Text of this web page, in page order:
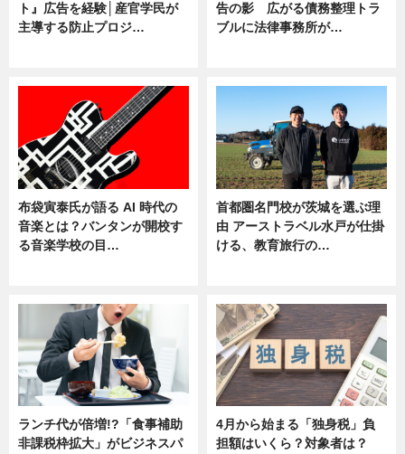
ト』広告を経験│産官学民が
主導する防止プロジ…
告の影 広がる債務整理トラ
ブルに法律事務所が…
布袋寅泰氏が語る AI 時代の
音楽とは？バンタンが開校す
る音楽学校の目…
首都圏名門校が茨城を選ぶ理
由 アーストラベル水戸が仕掛
ける、教育旅行の…
ランチ代が倍増!?「食事補助
非課税枠拡大」がビジネスパ
4月から始まる「独身税」負
担額はいくら？対象者は？